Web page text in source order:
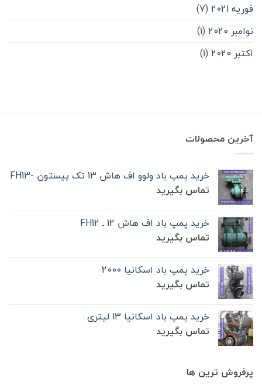
فوریه 2021
(7)
نوامبر 2020
(1)
اکتبر 2020
(1)
آخرین محصولات
خرید پمپ باد ولوو اف هاش 13 تک‌ پیستون -FH13
تماس بگیرید
خرید پمپ باد اف هاش 12 ـ FH12
تماس بگیرید
خرید پمپ باد اسکانیا 2000
تماس بگیرید
خرید پمپ باد اسکانیا 13 لیتری
تماس بگیرید
پرفروش ترین ها